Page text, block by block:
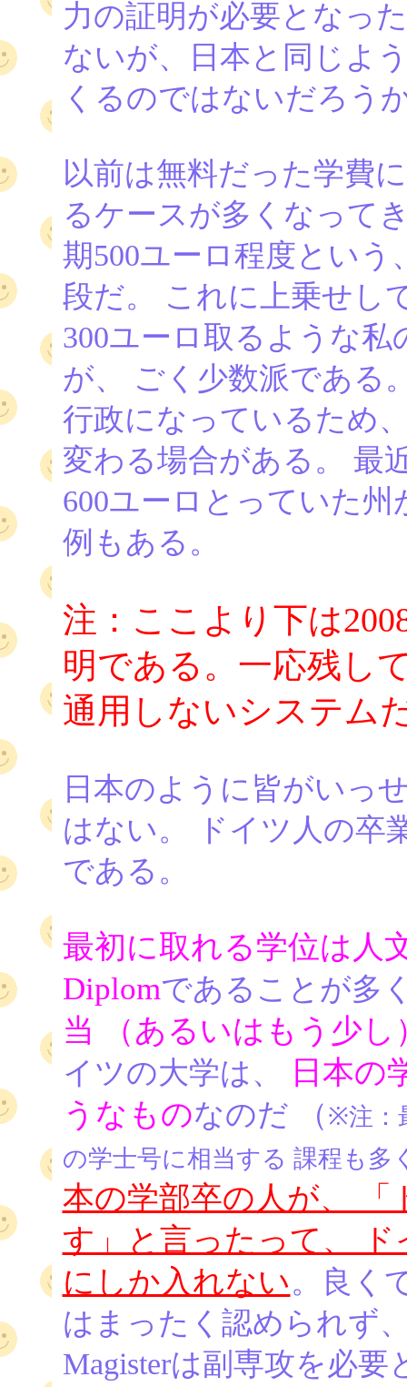
力の証明が必要となっ
ないが、日本と同じよ
くるのではないだろう
以前は無料だった学費
るケースが多くなって
期500ユーロ程度とい
段だ。 これに上乗せし
300ユーロ取るような
が、 ごく少数派である
行政になっているため
変わる場合がある。 最
600ユーロとっていた
例もある。
注：ここより下は
明である。一応残し
通用しないシステム
日本のように皆がいっ
はない。 ドイツ人の卒
である。
最初に取れる学位は人
Diplomであることが多
当 （あるいはもう少し
イツの大学は、
日本の
うなものなのだ （ ※注：
の学士号に相当する 課程も多
本の学部卒の人が、
す」と言ったって、
にしか入れない。良く
はまったく認められず
Magisterは副専攻を必